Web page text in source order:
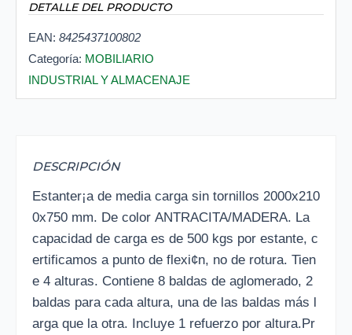
DETALLE DEL PRODUCTO
EAN: 8425437100802
Categoría: MOBILIARIO
INDUSTRIAL Y ALMACENAJE
DESCRIPCIÓN
Estanter¡a de media carga sin tornillos 2000x210
0x750 mm. De color ANTRACITA/MADERA. La
capacidad de carga es de 500 kgs por estante, c
ertificamos a punto de flexi¢n, no de rotura. Tien
e 4 alturas. Contiene 8 baldas de aglomerado, 2
baldas para cada altura, una de las baldas más l
arga que la otra. Incluye 1 refuerzo por altura.Pr